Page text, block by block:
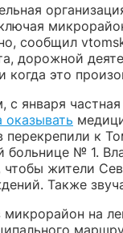
сообщил
дорожной
когда это
с января
оказывать
перекрепили к
больнице № 1.
чтобы жители
Также
микрорайон на